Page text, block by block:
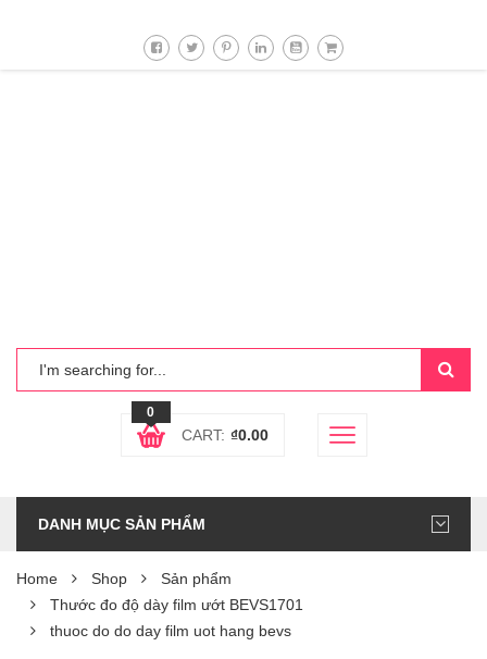
0
CART: ₫0.00
DANH MỤC SẢN PHẨM
Home Shop
Sản phẩm
Thước đo độ dày film ướt BEVS1701
thuoc do do day film uot hang bevs